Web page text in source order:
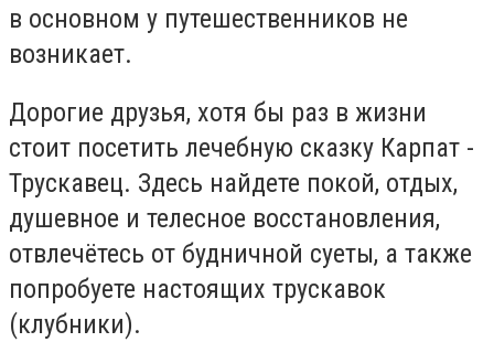
в основном у путешественников не
возникает.
Дорогие друзья, хотя бы раз в жизни
стоит посетить лечебную сказку Карпат -
Трускавец. Здесь найдете покой, отдых,
душевное и телесное восстановления,
отвлечётесь от будничной суеты, а также
попробуете настоящих трускавок
(клубники).